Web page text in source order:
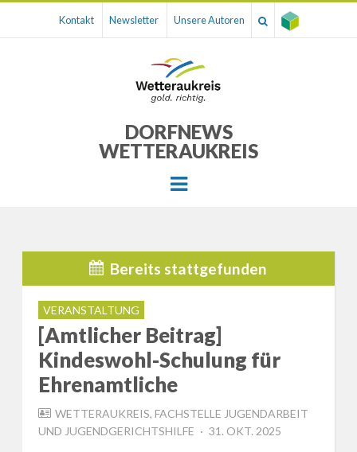
Kontakt Newsletter Unsere Autoren
DORFNEWS
WETTERAUKREIS
Menu
Bereits stattgefunden
VERANSTALTUNG
[Amtlicher Beitrag]
Kindeswohl-Schulung für
Ehrenamtliche
WETTERAUKREIS, FACHSTELLE JUGENDARBEIT
UND JUGENDGERICHTSHILFE
POSTED
31. OKT. 2025